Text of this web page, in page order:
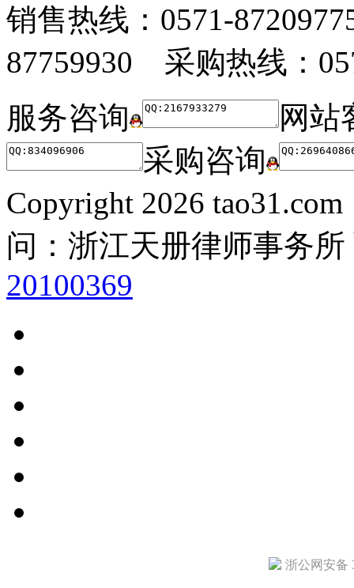
销售热线：0571-
87759930 采购热线：
服务咨询
网站
采购咨询
Copyright 2026
问：浙江天册律师事务
20100369
浙公网安备